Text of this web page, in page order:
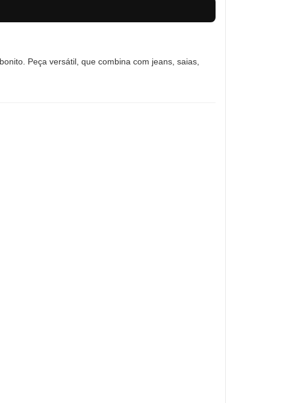
Peça versátil, que combina com jeans, saias,